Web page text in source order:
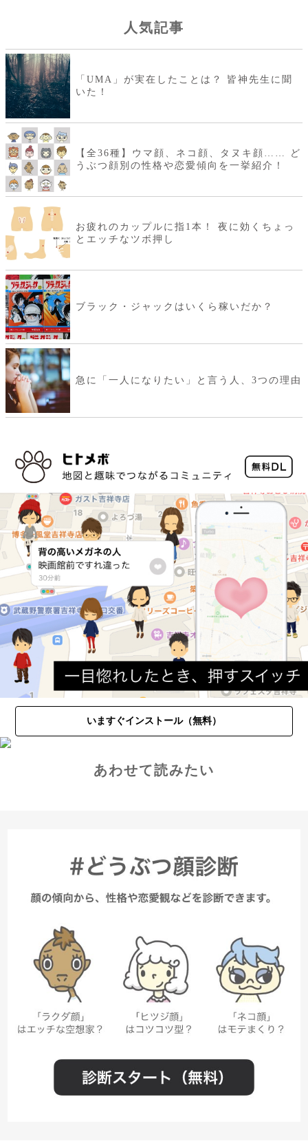
人気記事
「UMA」が実在したことは？ 皆神先生に聞
いた！
【全36種】ウマ顔、ネコ顔、タヌキ顔…… ど
うぶつ顔別の性格や恋愛傾向を一挙紹介！
お疲れのカップルに指1本！ 夜に効くちょっ
とエッチなツボ押し
ブラック・ジャックはいくら稼いだか？
急に「一人になりたい」と言う人、3つの理由
いますぐインストール（無料）
あわせて読みたい